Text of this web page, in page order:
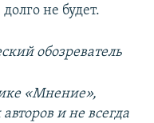
не будет.
обозреватель
«Мнение»,
и не всегда